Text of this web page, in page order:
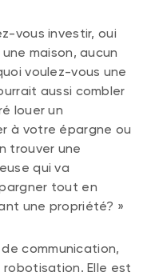
vous investir, oui
maison, aucun
voulez-vous une
aussi combler
louer un
à votre épargne ou
trouver une
qui va
tout en
une propriété? »
communication,
Elle est